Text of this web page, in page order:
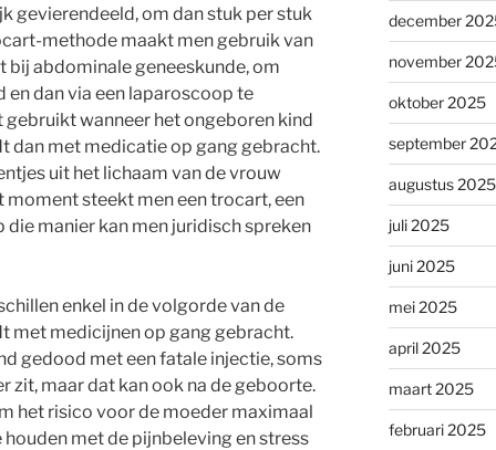
gevierendeeld, om dan stuk per stuk
methode maakt men gebruik van
bij abdominale geneeskunde, om
dan via een laparoscoop te
wanneer het ongeboren kind
dan met medicatie op gang gebracht.
uit het lichaam van de vrouw
moment steekt men een trocart, een
die manier kan men juridisch spreken
enkel in de volgorde van de
met medicijnen op gang gebracht.
gedood met een fatale injectie, soms
zit, maar dat kan ook na de geboorte.
het risico voor de moeder maximaal
met de pijnbeleving en stress
december
november
oktober 2025
september
augustus 2025
juli 2025
juni 2025
mei 2025
april 2025
maart 2025
februari 2025